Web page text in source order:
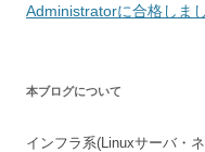
ナ
ー
Administratorに合格しまし
本ブログについて
インフラ系(Linuxサーバ・